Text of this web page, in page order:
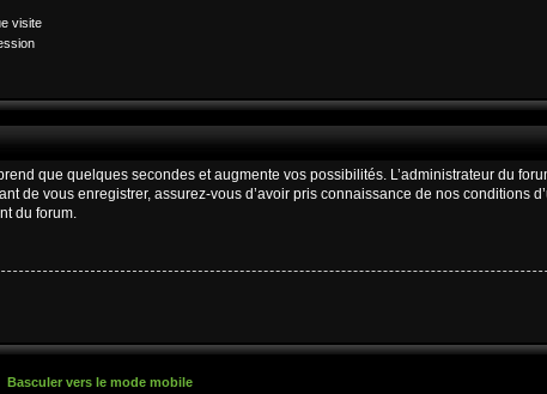
visite
que quelques secondes et augmente vos possibilités. L’administrateur du
de vous enregistrer, assurez-vous d’avoir pris connaissance de nos conditions
du forum.
Basculer vers le mode mobile